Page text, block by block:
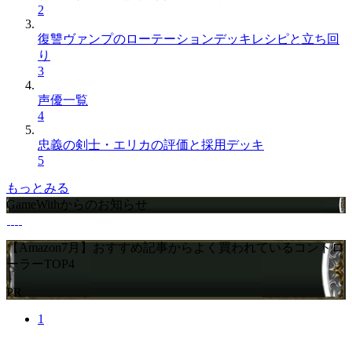
2
復讐ヴァンプのローテーションデッキレシピと立ち回
り
3
声優一覧
4
忠義の剣士・エリカの評価と採用デッキ
5
もっとみる
GameWithからのお知らせ
【Amazon7月】おすすめ記事からよく買われているコントロ
ーラーTOP4
PR
1